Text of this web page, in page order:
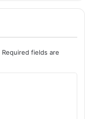
Required fields are